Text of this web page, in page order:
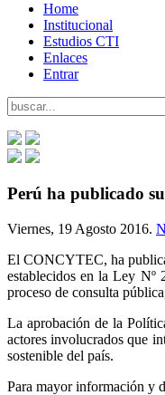
Home
Institucional
Estudios CTI
Enlaces
Entrar
Perú ha publicado
Viernes, 19 Agosto 2016.
El CONCYTEC, ha
establecidos en la Ley
proceso de consulta
La aprobación de la
actores involucrados que
sostenible del país.
Para mayor información y